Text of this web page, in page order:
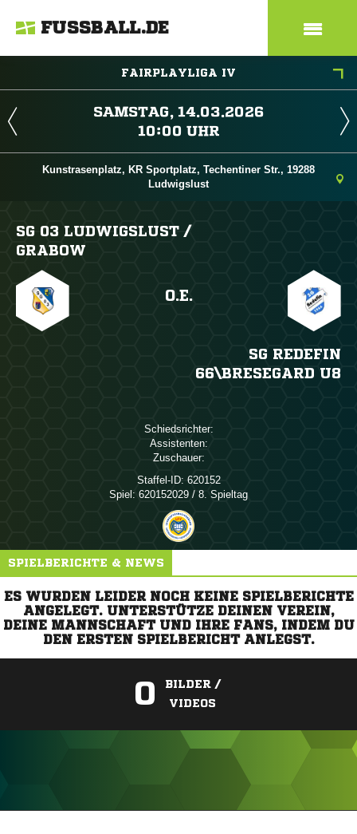
FUSSBALL.DE
FAIRPLAYLIGA IV
 
 
Kunstrasenplatz, KR Sportplatz, Techentiner Str., 19288
Ludwigslust
SG 03 LUDWIGSLUST /​
GRABOW
O.E.
SG REDEFIN
66\BRESEGARD U8
Schiedsrichter:
Assistenten:
Zuschauer:
Staffel-ID: 620152
Spiel: 620152029 / 8. Spieltag
SPIELBERICHTE & NEWS
ES WURDEN LEIDER NOCH KEINE SPIELBERICHTE
ANGELEGT. UNTERSTÜTZE DEINEN VEREIN,
DEINE MANNSCHAFT UND IHRE FANS, INDEM DU
DEN ERSTEN SPIELBERICHT ANLEGST.
0
BILDER /
VIDEOS